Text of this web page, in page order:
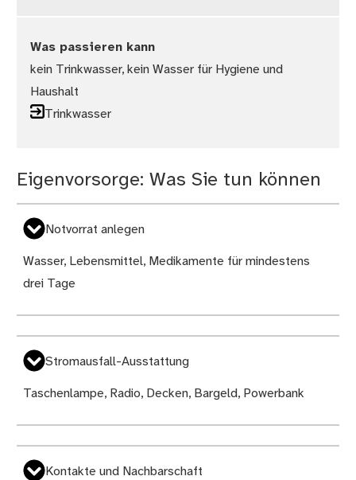
Was passieren kann
kein Trinkwasser, kein Wasser für Hygiene und
Haushalt
Trinkwasser
Eigenvorsorge: Was Sie tun können
Notvorrat anlegen
Wasser, Lebensmittel, Medikamente für mindestens
drei Tage
Stromausfall-Ausstattung
Taschenlampe, Radio, Decken, Bargeld, Powerbank
Kontakte und Nachbarschaft